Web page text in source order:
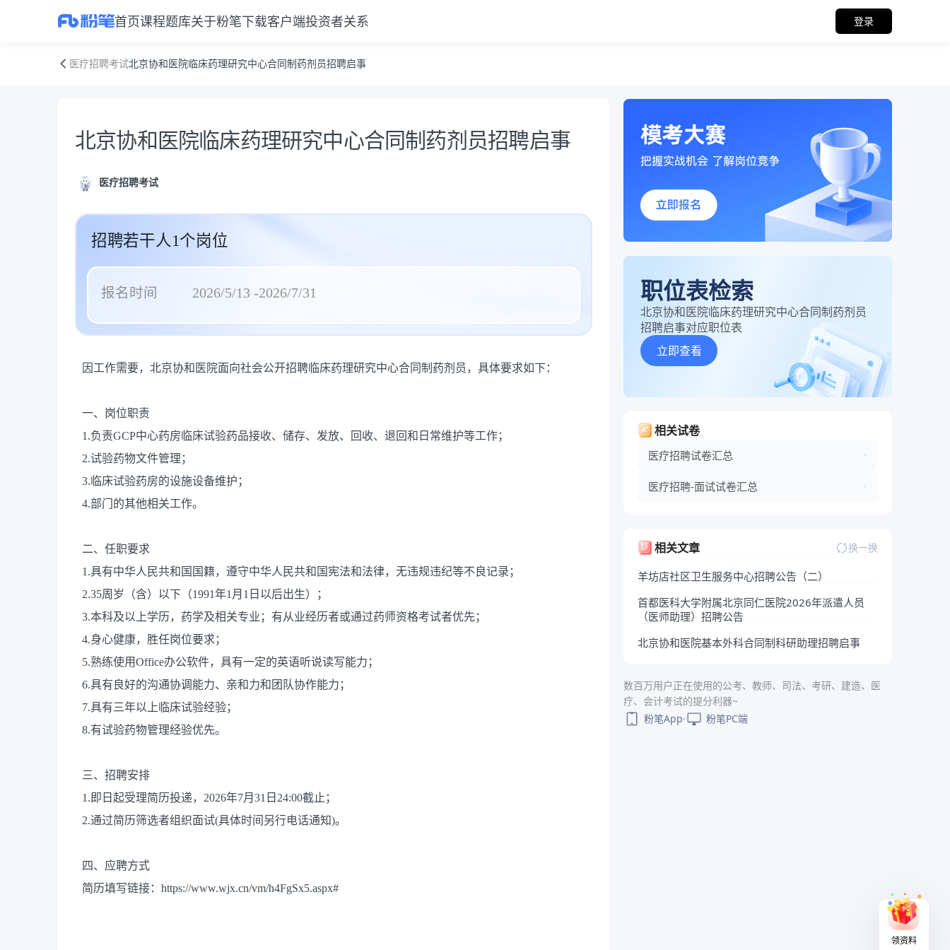
首页课程题库关于粉笔下载客户端投资者关系 登录
医疗招聘考试北京协和医院临床药理研究中心合同制药剂员招聘启事
公告正文
北京协和医院临床药理研究中心合同制药剂员招聘启事
医疗招聘考试
招聘若干人1个岗位
报名时间 2026/5/13 -2026/7/31
因工作需要，北京协和医院面向社会公开招聘临床药理研究中心合同制药剂员，具体要求如下：
一、岗位职责
1.负责GCP中心药房临床试验药品接收、储存、发放、回收、退回和日常维护等工作；
2.试验药物文件管理；
3.临床试验药房的设施设备维护；
4.部门的其他相关工作。
二、任职要求
1.具有中华人民共和国国籍，遵守中华人民共和国宪法和法律，无违规违纪等不良记录；
2.35周岁（含）以下（1991年1月1日以后出生）；
3.本科及以上学历，药学及相关专业；有从业经历者或通过药师资格考试者优先；
4.身心健康，胜任岗位要求；
5.熟练使用Office办公软件，具有一定的英语听说读写能力；
6.具有良好的沟通协调能力、亲和力和团队协作能力；
7.具有三年以上临床试验经验；
8.有试验药物管理经验优先。
三、招聘安排
1.即日起受理简历投递，2026年7月31日24:00截止；
2.通过简历筛选者组织面试(具体时间另行电话通知)。
四、应聘方式
简历填写链接：https://www.wjx.cn/vm/h4FgSx5.aspx#
职位表检索
北京协和医院临床药理研究中心合同制药剂员
招聘启事对应职位表
立即查看
相关试卷
医疗招聘试卷汇总
医疗招聘-面试试卷汇总
相关文章 换一换
羊坊店社区卫生服务中心招聘公告（二）
首都医科大学附属北京同仁医院2026年派遣人员
（医师助理）招聘公告
北京协和医院基本外科合同制科研助理招聘启事
数百万用户正在使用的公考、教师、司法、考研、建造、医
疗、会计考试的提分利器~
粉笔App
粉笔PC端
领资料